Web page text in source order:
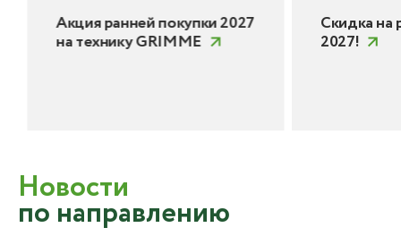
Акция ранней покупки 2027
на технику GRIMME
Скидка на
2027!
Новости
по направлению